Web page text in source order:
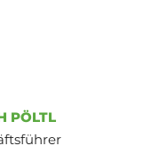
PÖLTL